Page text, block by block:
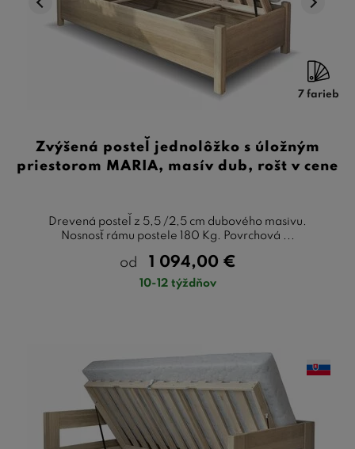
7 farieb
Zvýšená posteľ jednolôžko s úložným
priestorom MARIA, masív dub, rošt v cene
Drevená posteľ z 5,5 /2,5 cm dubového masivu.
Nosnosť rámu postele 180 Kg. Povrchová ...
od 1 094,00 €
10-12 týždňov